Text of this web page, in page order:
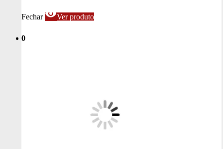
Fechar visibilityVer produto
0